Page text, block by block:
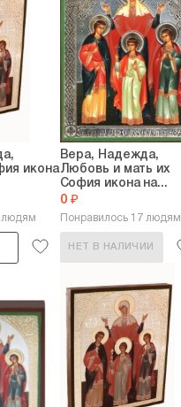
икона
людям
Вера, Надежда,
Любовь и мать их
София икона на...
0 ₽
Понравилось 17 людям
НЕТ В НАЛИЧИИ